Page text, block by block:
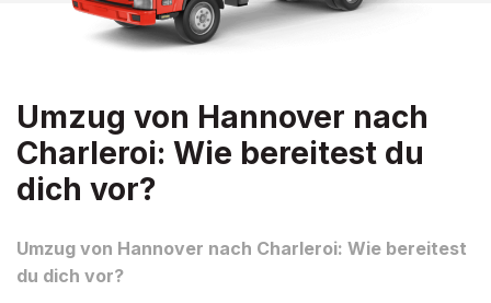
Umzug von Hannover nach
Charleroi: Wie bereitest du
dich vor?
Umzug von Hannover nach Charleroi: Wie bereitest
du dich vor?